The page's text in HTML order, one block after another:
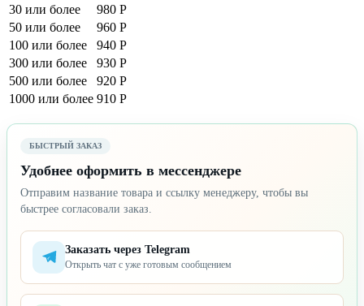
30 или более
980 Р
50 или более
960 Р
100 или более
940 Р
300 или более
930 Р
500 или более
920 Р
1000 или более 910 Р
БЫСТРЫЙ ЗАКАЗ
Удобнее оформить в мессенджере
Отправим название товара и ссылку менеджеру, чтобы вы
быстрее согласовали заказ.
Заказать через Telegram
Открыть чат с уже готовым сообщением